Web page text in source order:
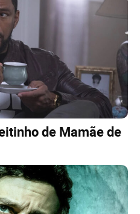
de Mamãe de